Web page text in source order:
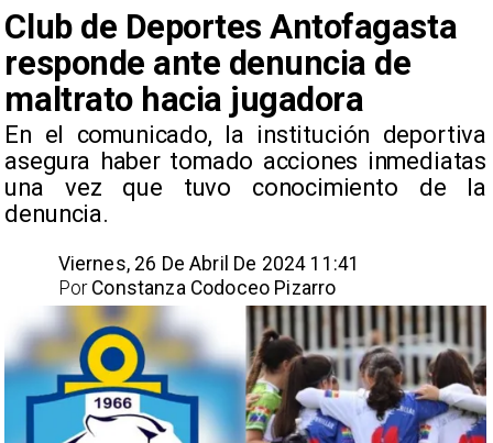
Club de Deportes Antofagasta
responde ante denuncia de
maltrato hacia jugadora
​En el comunicado, la institución deportiva
asegura haber tomado acciones inmediatas
una vez que tuvo conocimiento de la
denuncia.
Viernes, 26 De Abril De 2024 11:41
Constanza Codoceo Pizarro
Por